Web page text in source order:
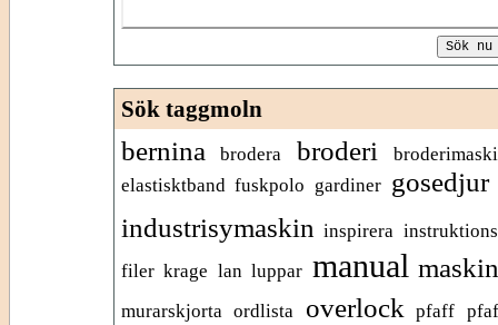
Sök taggmoln
bernina brodera broderi
elastisktband fuskpolo gardiner gosedjur
industrisymaskin inspirera
filer krage lan luppar manual
murarskjorta ordlista overlock pfaff